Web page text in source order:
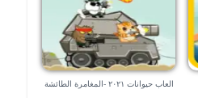
العاب حيوانات ٢٠٢١ -المغامرة الطائشة